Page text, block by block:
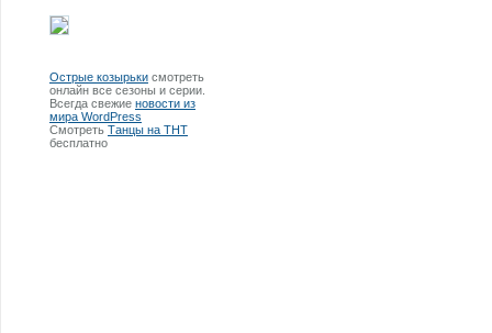
Острые козырьки смотреть
онлайн все сезоны и серии.
Всегда свежие новости из
мира WordPress
Смотреть Танцы на ТНТ
бесплатно